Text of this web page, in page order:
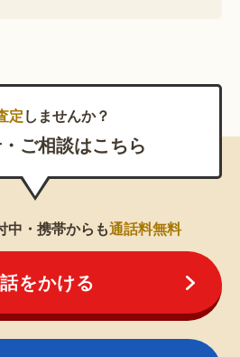
定しませんか？
ご相談はこちら
中・携帯からも通話料無料
をかける